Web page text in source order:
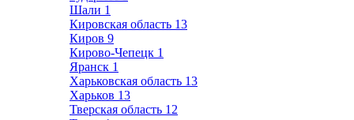
Шали 1
Кировская область 13
Киров 9
Кирово-Чепецк 1
Яранск 1
Харьковская область 13
Харьков 13
Тверская область 12